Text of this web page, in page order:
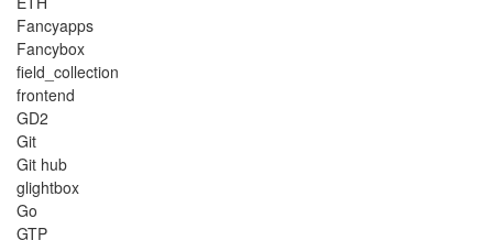
Fancyapps
Fancybox
field_collection
frontend
GD2
Git
Git hub
glightbox
Go
GTP